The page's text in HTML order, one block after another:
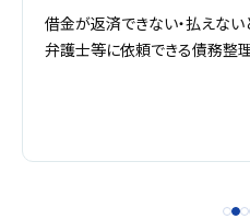
借金が返済できない・払えな
弁護士等に依頼できる債務整